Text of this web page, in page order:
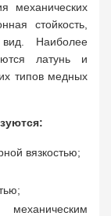
механических
стойкость,
вид. Наиболее
латунь и
типов медных
вязкостью;